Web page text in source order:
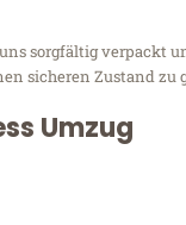
sorgfältig verpackt
sicheren Zustand zu
Umzug